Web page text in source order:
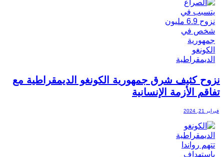
نزوح كثيف شرق جمهورية الكونغو الديمقراطية مع
تفاقم الأزمة الإنسانية
فبراير 21, 2024